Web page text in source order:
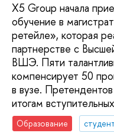
Х5 Group начала
обучение в
ретейле», которая
партнерстве с
ВШЭ. Пяти
компенсирует 50
в вузе.
итогам
Образование